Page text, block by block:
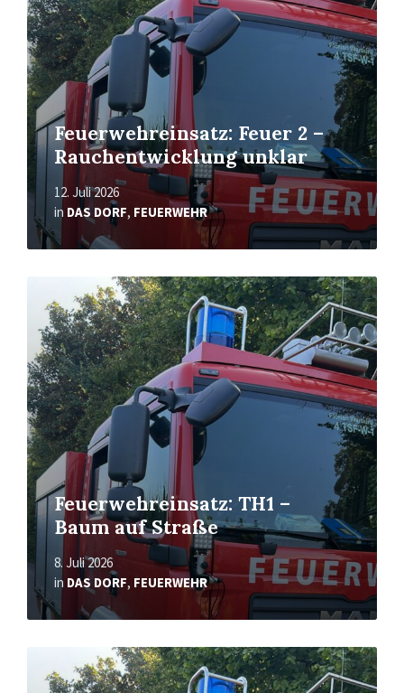
Feuerwehreinsatz: Feuer 2 –
Rauchentwicklung unklar
12. Juli 2026
in DAS DORF, FEUERWEHR
Feuerwehreinsatz: TH1 –
Baum auf Straße
8. Juli 2026
in DAS DORF, FEUERWEHR
More
More